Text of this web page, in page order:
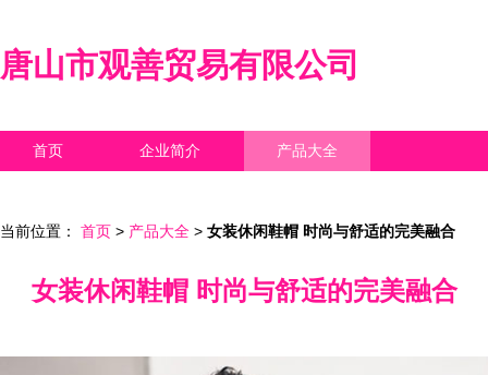
唐山市观善贸易有限公司
首页 企业简介 产品大全
当前位置： 首页 > 产品大全 > 女装休闲鞋帽 时尚与舒适的完美融合
女装休闲鞋帽 时尚与舒适的完美融合